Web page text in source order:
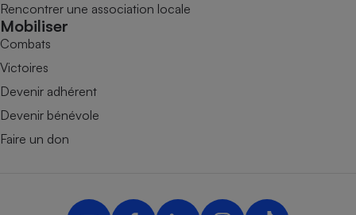
Rencontrer une association locale
Mobiliser
Combats
Victoires
Devenir adhérent
Devenir bénévole
Faire un don